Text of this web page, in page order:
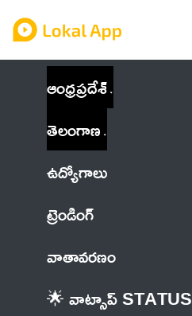
ఆంధ్రప్రదేశ్
తెలంగాణ
ఉద్యోగాలు
ట్రెండింగ్
వాతావరణం
🌟 వాట్సాప్ STATUS